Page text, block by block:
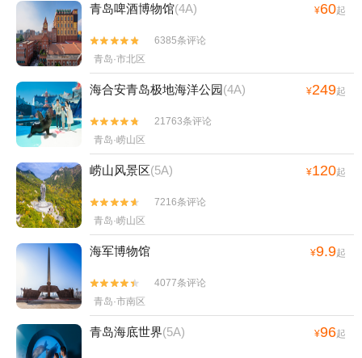
青岛啤酒博物馆(4A) ¥60起


6385条评论
青岛·市北区
海合安青岛极地海洋公园(4A) ¥249起


21763条评论
青岛·崂山区
崂山风景区(5A) ¥120起


7216条评论
青岛·崂山区
海军博物馆 ¥9.9起


4077条评论
青岛·市南区
青岛海底世界(5A) ¥96起